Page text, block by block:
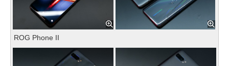
ROG Phone II